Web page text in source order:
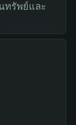
ทรัพย์และ